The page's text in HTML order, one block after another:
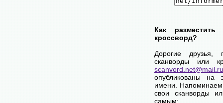
Как
кроссворд?
Дорогие друзья,
сканворды или
scanvord.net@mail.ru
опубликованы на
имени.
свои сканворды
самым: